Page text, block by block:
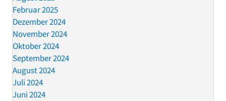
Februar 2025
Dezember 2024
November 2024
Oktober 2024
September 2024
August 2024
Juli 2024
Juni 2024